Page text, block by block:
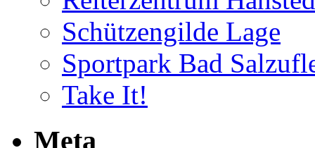
Schützengilde Lage
Sportpark Bad
Take It!
Meta